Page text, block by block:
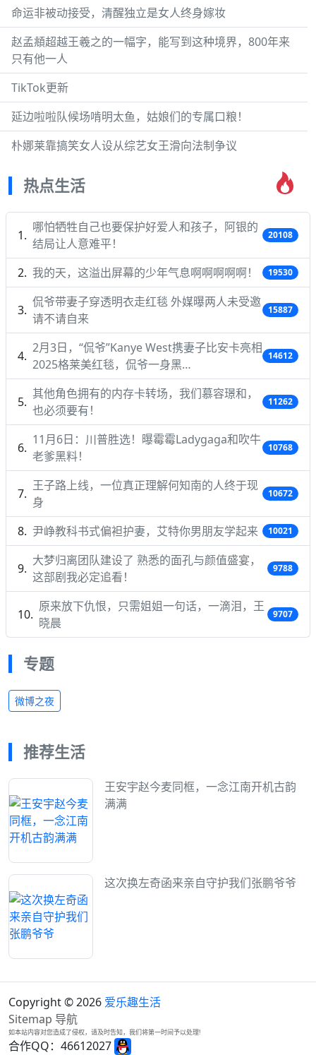
命运非被动接受，清醒独立是女人终身嫁妆
赵孟頫超越王羲之的一幅字，能写到这种境界，800年来
只有他一人
TikTok更新
延边啦啦队候场啃明太鱼，姑娘们的专属口粮！
朴娜莱靠搞笑女人设从综艺女王滑向法制争议
热点生活
哪怕牺牲自己也要保护好爱人和孩子，阿银的
结局让人意难平！
20108
我的天，这溢出屏幕的少年气息啊啊啊啊啊！ 19530
侃爷带妻子穿透明衣走红毯 外媒曝两人未受邀
请不请自来
15887
2月3日，“侃爷”Kanye West携妻子比安卡亮相
2025格莱美红毯，侃爷一身黑…
14612
其他角色拥有的内存卡转场，我们慕容璟和，
也必须要有！
11262
11月6日：川普胜选！曝霉霉Ladygaga和吹牛
老爹黑料！
10768
王子路上线，一位真正理解何知南的人终于现
身
10672
尹峥教科书式偏袒护妻，艾特你男朋友学起来 10021
大梦归离团队建设了 熟悉的面孔与颜值盛宴，
这部剧我必定追看！
9788
原来放下仇恨，只需姐姐一句话，一滴泪，王
晓晨
9707
专题
微博之夜
推荐生活
王安宇赵今麦同框，一念江南开机古韵
满满
这次换左奇函来亲自守护我们张鹏爷爷
Copyright © 2026 爱乐趣生活
Sitemap 导航
如本站内容对您造成了侵权，请及时告知，我们将第一时间予以处理!
合作QQ：46612027